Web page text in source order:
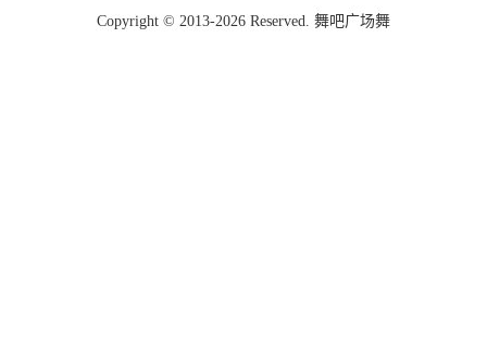
Copyright © 2013-2026 Reserved. 舞吧广场舞